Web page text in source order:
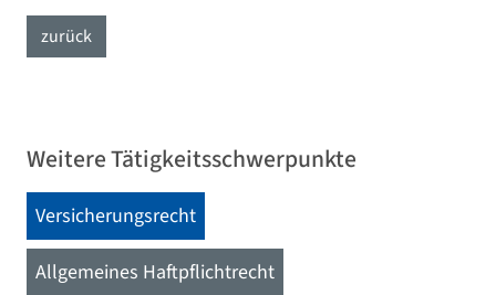
zurück
Weitere Tätigkeitsschwerpunkte
Versicherungsrecht
Allgemeines Haftpflichtrecht